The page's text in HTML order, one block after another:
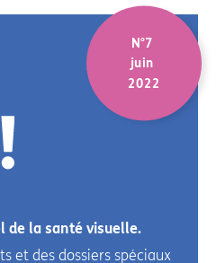
Bienvu!
N°7
juin
2022
de la santé visuelle.
et des dossiers spéciaux